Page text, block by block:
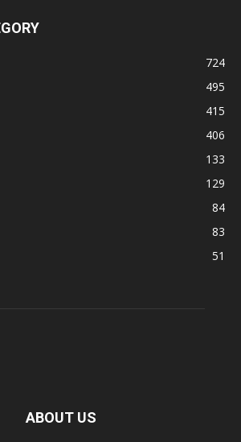
724
495
415
406
133
129
84
83
51
ABOUT US